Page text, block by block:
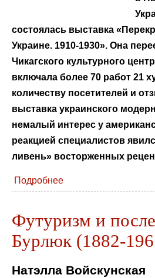
состоялась выставка
Украине. 1910-1930». Она
Чикагского культурного
включала более 70 работ 21
количеству посетителей и
выставка украинского
немалый интерес у
реакцией специалистов
ливень» восторженных
Подробнее
Футуризм и
Бурлюк (1882-
Натэлла Войскунская